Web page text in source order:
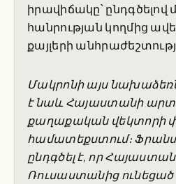
իրավիճակը՝ ընդգծելով
հանրության կողմից
քայլերի
Մակրոնի այս
է նաև Հայաստանի
քաղաքական վեկտորի
համատեքստում։
ընդգծել է, որ
Ռուսաստանից ունեցած